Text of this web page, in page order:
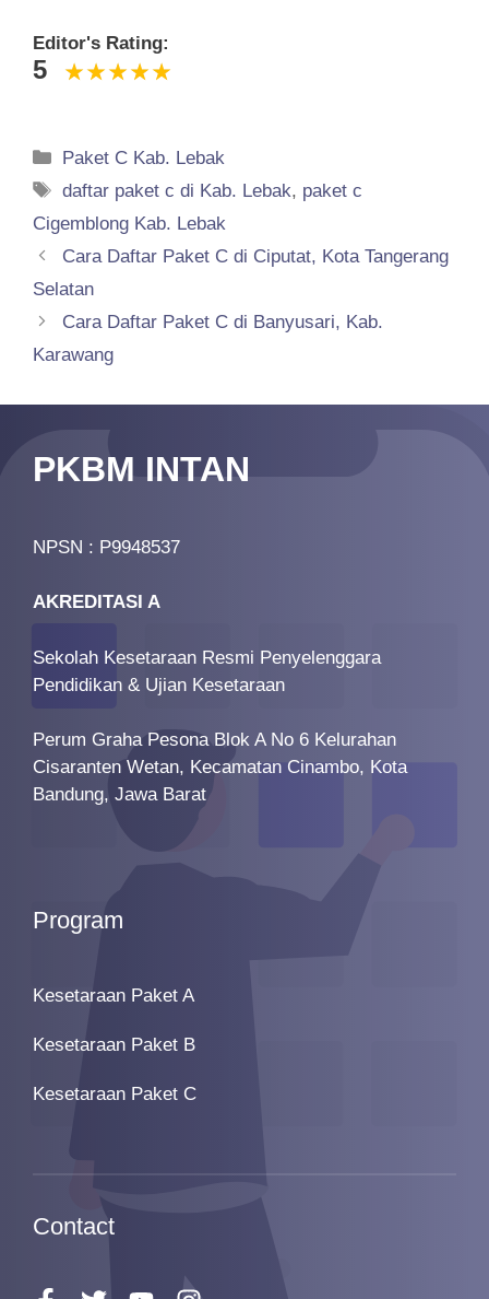
Editor's Rating:
5
Categories
Paket C Kab. Lebak
Tags
daftar paket c di Kab. Lebak, paket c
Cigemblong Kab. Lebak
Cara Daftar Paket C di Ciputat, Kota Tangerang
Selatan
Cara Daftar Paket C di Banyusari, Kab.
Karawang
PKBM INTAN
NPSN : P9948537
AKREDITASI A
Sekolah Kesetaraan Resmi Penyelenggara
Pendidikan & Ujian Kesetaraan
Perum Graha Pesona Blok A No 6 Kelurahan
Cisaranten Wetan, Kecamatan Cinambo, Kota
Bandung, Jawa Barat
Program
Kesetaraan Paket A
Kesetaraan Paket B
Kesetaraan Paket C
Contact